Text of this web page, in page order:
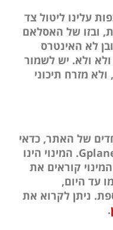
עלינו ליטול צד
ובזו של האסלאם
לא האינטרס
ולא ולא. יש לשמור
מזרח תיכוני
של האתר, כדאי
להצטרף אל מועדון Gplanet Prime. המינוי הינו
קוראים את
עד היום,
ניתן לקרוא את
.